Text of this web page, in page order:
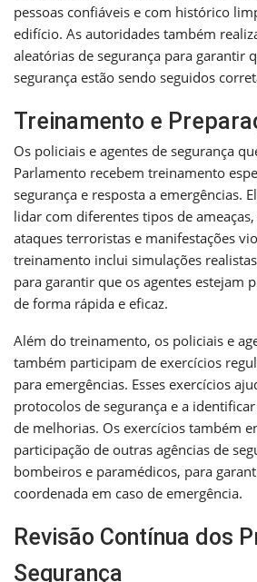
pessoas confiáveis e com histórico
edifício. As autoridades também
aleatórias de segurança para garantir
segurança estão sendo seguidos
Treinamento e
Os policiais e agentes de segurança
Parlamento recebem treinamento
segurança e resposta a emergências.
lidar com diferentes tipos de
ataques terroristas e manifestações
treinamento inclui simulações
para garantir que os agentes estejam
de forma rápida e eficaz.
Além do treinamento, os policiais e
também participam de exercícios
para emergências. Esses exercícios
protocolos de segurança e a
de melhorias. Os exercícios também
participação de outras agências de
bombeiros e paramédicos, para
coordenada em caso de emergência.
Revisão Contínua dos
Segurança